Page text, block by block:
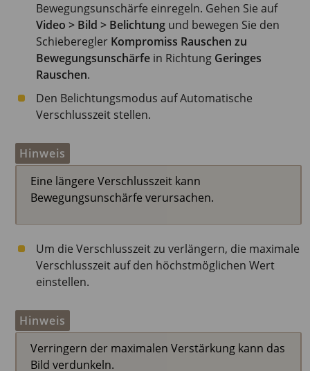
Bewegungsunschärfe einregeln. Gehen Sie auf
Video > Bild > Belichtung und bewegen Sie den
Schieberegler Kompromiss Rauschen zu
Bewegungsunschärfe in Richtung Geringes
Rauschen.
Den Belichtungsmodus auf Automatische
Verschlusszeit stellen.
Hinweis
Eine längere Verschlusszeit kann
Bewegungsunschärfe verursachen.
Um die Verschlusszeit zu verlängern, die maximale
Verschlusszeit auf den höchstmöglichen Wert
einstellen.
Hinweis
Verringern der maximalen Verstärkung kann das
Bild verdunkeln.